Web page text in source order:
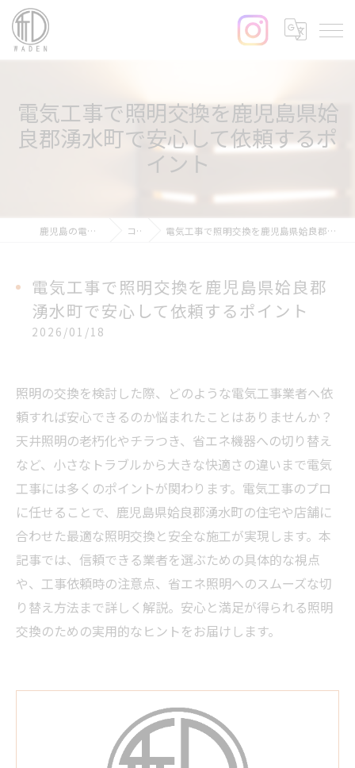
電気工事で照明交換を鹿児島県姶
良郡湧水町で安心して依頼するポ
イント
鹿児島の電気工事なら和電 コラム 電気工事で照明交換を鹿児島県姶良郡湧水町で安心して依頼するポイント
電気工事で照明交換を鹿児島県姶良郡
湧水町で安心して依頼するポイント
2026/01/18
照明の交換を検討した際、どのような電気工事業者へ依
頼すれば安心できるのか悩まれたことはありませんか？
天井照明の老朽化やチラつき、省エネ機器への切り替え
など、小さなトラブルから大きな快適さの違いまで電気
工事には多くのポイントが関わります。電気工事のプロ
に任せることで、鹿児島県姶良郡湧水町の住宅や店舗に
合わせた最適な照明交換と安全な施工が実現します。本
記事では、信頼できる業者を選ぶための具体的な視点
や、工事依頼時の注意点、省エネ照明へのスムーズな切
り替え方法まで詳しく解説。安心と満足が得られる照明
交換のための実用的なヒントをお届けします。